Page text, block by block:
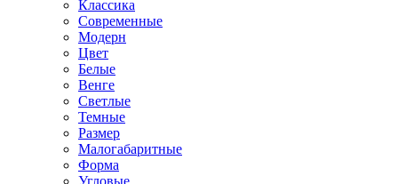
Классика
Современные
Модерн
Цвет
Белые
Венге
Светлые
Темные
Размер
Малогабаритные
Форма
Угловые